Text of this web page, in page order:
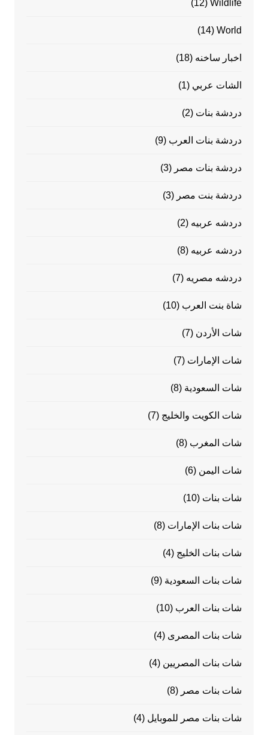
Wildlife
(12)
World
(14)
اخبار ساخنه (18)
الشات عربي (1)
دردشة بنات (2)
دردشة بنات العرب (9)
دردشة بنات مصر (3)
دردشة بنت مصر (3)
دردشه عربيه (2)
دردشه عربيه (8)
دردشه مصريه (7)
شاة بنت العرب (10)
شات الأردن (7)
شات الإمارات (7)
شات السعودية (8)
شات الكويت والخليج (7)
شات المغرب (8)
شات اليمن (6)
شات بنات (10)
شات بنات الإمارات (8)
شات بنات الخليج (4)
شات بنات السعودية (9)
شات بنات العرب (10)
شات بنات المصرى (4)
شات بنات المصريين (4)
شات بنات مصر (8)
شات بنات مصر للموبايل (4)